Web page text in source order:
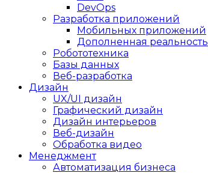
DevOps
Разработка приложений
Мобильных приложений
Дополненная реальность
Робототехника
Базы данных
Веб-разработка
Дизайн
UX/UI дизайн
Графический дизайн
Дизайн интерьеров
Веб-дизайн
Обработка видео
Менеджмент
Автоматизация бизнеса